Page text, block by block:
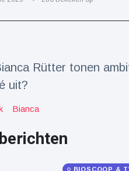
Rütter tonen
uit?
Bianca
BIOSCOOP &